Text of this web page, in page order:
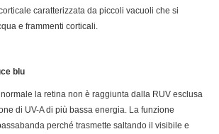
caratterizzata da piccoli vacuoli che si
e frammenti corticali.
blu
la retina non è raggiunta dalla RUV esclusa
di UV-A di più bassa energia. La funzione
perché trasmette saltando il visibile e